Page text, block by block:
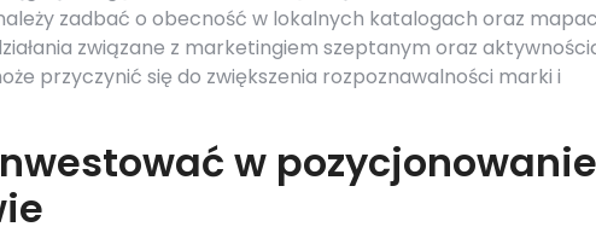
zadbać o obecność w lokalnych katalogach oraz
związane z marketingiem szeptanym oraz
przyczynić się do zwiększenia rozpoznawalności marki i
w pozycjonowanie